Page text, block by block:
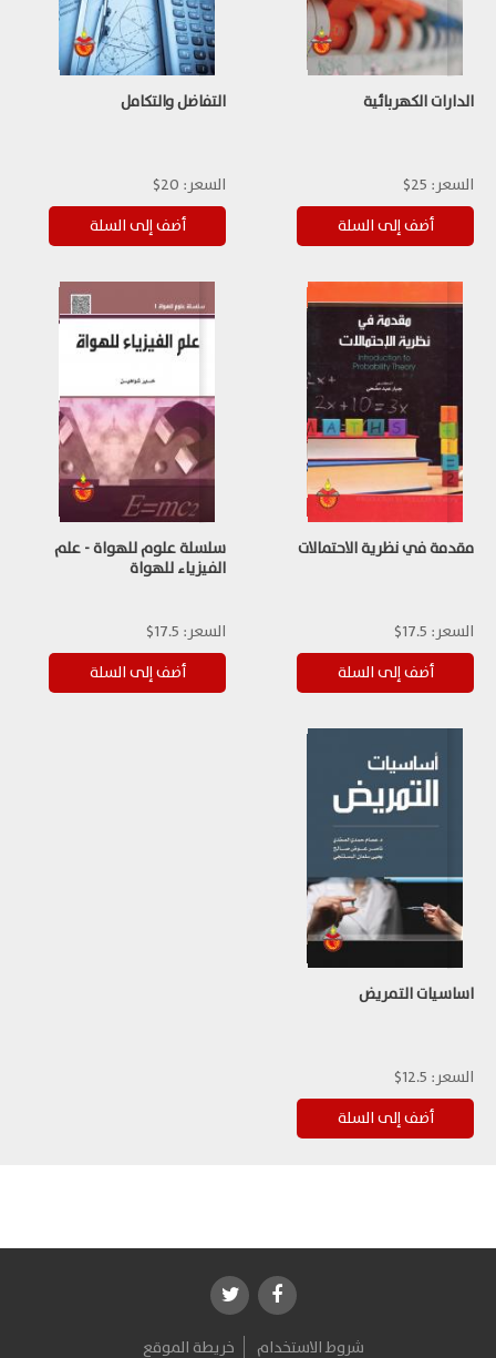
الدارات الكهربائية
السعر: 25$
التفاضل والتكامل
السعر: 20$
مقدمة في نظرية الاحتمالات
السعر: 17.5$
سلسلة علوم للهواة - علم
الفيزياء للهواة
السعر: 17.5$
اساسيات التمريض
السعر: 12.5$
شروط الاستخدام خريطة الموقع